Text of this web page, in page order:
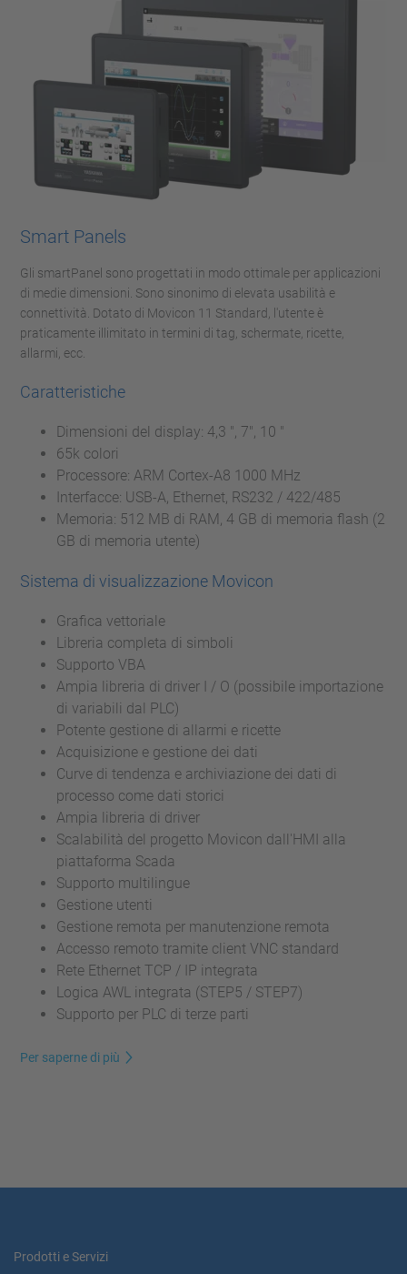
Smart Panels
Gli smartPanel sono progettati in modo ottimale per applicazioni
di medie dimensioni. Sono sinonimo di elevata usabilità e
connettività. Dotato di Movicon 11 Standard, l'utente è
praticamente illimitato in termini di tag, schermate, ricette,
allarmi, ecc.
Caratteristiche
Dimensioni del display: 4,3 ", 7", 10 "
65k colori
Processore: ARM Cortex-A8 1000 MHz
Interfacce: USB-A, Ethernet, RS232 / 422/485
Memoria: 512 MB di RAM, 4 GB di memoria flash (2
GB di memoria utente)
Sistema di visualizzazione Movicon
Grafica vettoriale
Libreria completa di simboli
Supporto VBA
Ampia libreria di driver I / O (possibile importazione
di variabili dal PLC)
Potente gestione di allarmi e ricette
Acquisizione e gestione dei dati
Curve di tendenza e archiviazione dei dati di
processo come dati storici
Ampia libreria di driver
Scalabilità del progetto Movicon dall'HMI alla
piattaforma Scada
Supporto multilingue
Gestione utenti
Gestione remota per manutenzione remota
Accesso remoto tramite client VNC standard
Rete Ethernet TCP / IP integrata
Logica AWL integrata (STEP5 / STEP7)
Supporto per PLC di terze parti
Per saperne di più
Prodotti e Servizi